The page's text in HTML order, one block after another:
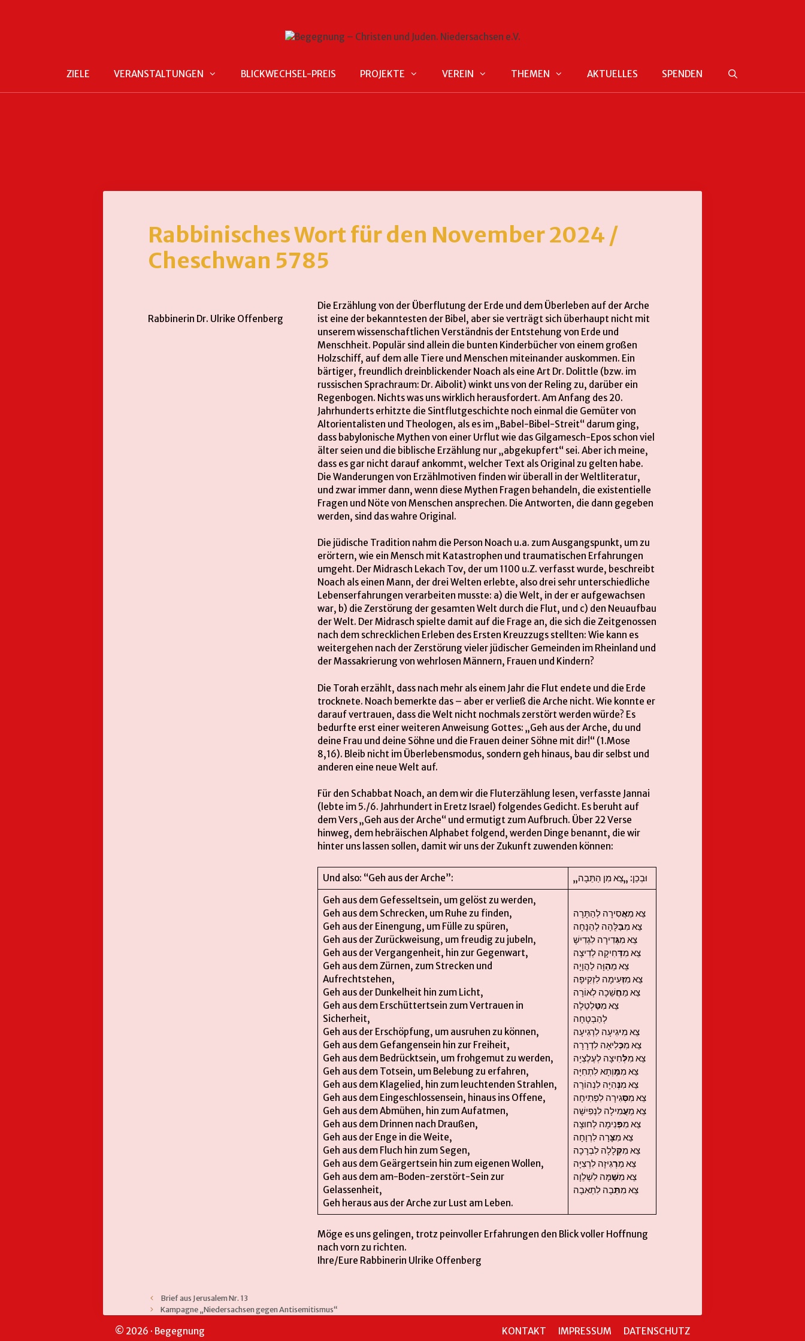
ZIELE VERANSTALTUNGEN BLICKWECHSEL-PREIS PROJEKTE VEREIN THEMEN AKTUELLES SPENDEN
Rabbinisches Wort für den November 2024 /
Cheschwan 5785
Rabbinerin Dr. Ulrike Offenberg
Die Erzählung von der Überflutung der Erde und dem Überleben auf der Arche
ist eine der bekanntesten der Bibel, aber sie verträgt sich überhaupt nicht mit
unserem wissenschaftlichen Verständnis der Entstehung von Erde und
Menschheit. Populär sind allein die bunten Kinderbücher von einem großen
Holzschiff, auf dem alle Tiere und Menschen miteinander auskommen. Ein
bärtiger, freundlich dreinblickender Noach als eine Art Dr. Dolittle (bzw. im
russischen Sprachraum: Dr. Aibolit) winkt uns von der Reling zu, darüber ein
Regenbogen. Nichts was uns wirklich herausfordert. Am Anfang des 20.
Jahrhunderts erhitzte die Sintflutgeschichte noch einmal die Gemüter von
Altorientalisten und Theologen, als es im „Babel-Bibel-Streit“ darum ging,
dass babylonische Mythen von einer Urflut wie das Gilgamesch-Epos schon viel
älter seien und die biblische Erzählung nur „abgekupfert“ sei. Aber ich meine,
dass es gar nicht darauf ankommt, welcher Text als Original zu gelten habe.
Die Wanderungen von Erzählmotiven finden wir überall in der Weltliteratur,
und zwar immer dann, wenn diese Mythen Fragen behandeln, die existentielle
Fragen und Nöte von Menschen ansprechen. Die Antworten, die dann gegeben
werden, sind das wahre Original.
Die jüdische Tradition nahm die Person Noach u.a. zum Ausgangspunkt, um zu
erörtern, wie ein Mensch mit Katastrophen und traumatischen Erfahrungen
umgeht. Der Midrasch Lekach Tov, der um 1100 u.Z. verfasst wurde, beschreibt
Noach als einen Mann, der drei Welten erlebte, also drei sehr unterschiedliche
Lebenserfahrungen verarbeiten musste: a) die Welt, in der er aufgewachsen
war, b) die Zerstörung der gesamten Welt durch die Flut, und c) den Neuaufbau
der Welt. Der Midrasch spielte damit auf die Frage an, die sich die Zeitgenossen
nach dem schrecklichen Erleben des Ersten Kreuzzugs stellten: Wie kann es
weitergehen nach der Zerstörung vieler jüdischer Gemeinden im Rheinland und
der Massakrierung von wehrlosen Männern, Frauen und Kindern?
Die Torah erzählt, dass nach mehr als einem Jahr die Flut endete und die Erde
trocknete. Noach bemerkte das – aber er verließ die Arche nicht. Wie konnte er
darauf vertrauen, dass die Welt nicht nochmals zerstört werden würde? Es
bedurfte erst einer weiteren Anweisung Gottes: „Geh aus der Arche, du und
deine Frau und deine Söhne und die Frauen deiner Söhne mit dir!“ (1.Mose
8,16). Bleib nicht im Überlebensmodus, sondern geh hinaus, bau dir selbst und
anderen eine neue Welt auf.
Für den Schabbat Noach, an dem wir die Fluterzählung lesen, verfasste Jannai
(lebte im 5./6. Jahrhundert in Eretz Israel) folgendes Gedicht. Es beruht auf
dem Vers „Geh aus der Arche“ und ermutigt zum Aufbruch. Über 22 Verse
hinweg, dem hebräischen Alphabet folgend, werden Dinge benannt, die wir
hinter uns lassen sollen, damit wir uns der Zukunft zuwenden können:
Und also: “Geh aus der Arche”:
„וּבְכֵן: „צֵא מִן הַתֵּבָה
Geh aus dem Gefesseltsein, um gelöst zu werden,
Geh aus dem Schrecken, um Ruhe zu finden,
Geh aus der Einengung, um Fülle zu spüren,
Geh aus der Zurückweisung, um freudig zu jubeln,
Geh aus der Vergangenheit, hin zur Gegenwart,
Geh aus dem Zürnen, zum Strecken und
Aufrechtstehen,
Geh aus der Dunkelheit hin zum Licht,
Geh aus dem Erschüttertsein zum Vertrauen in
Sicherheit,
Geh aus der Erschöpfung, um ausruhen zu können,
Geh aus dem Gefangensein hin zur Freiheit,
Geh aus dem Bedrücktsein, um frohgemut zu werden,
Geh aus dem Totsein, um Belebung zu erfahren,
Geh aus dem Klagelied, hin zum leuchtenden Strahlen,
Geh aus dem Eingeschlossensein, hinaus ins Offene,
Geh aus dem Abmühen, hin zum Aufatmen,
Geh aus dem Drinnen nach Draußen,
Geh aus der Enge in die Weite,
Geh aus dem Fluch hin zum Segen,
Geh aus dem Geärgertsein hin zum eigenen Wollen,
Geh aus dem am-Boden-zerstört-Sein zur
Gelassenheit,
Geh heraus aus der Arche zur Lust am Leben.
צֵא מֵאֲסִירָה לְהַתָּרָה
צֵא מִבַּלָּהָה לְהַנָּחָה
צֵא מִגְּדִירָה לִגְדִישָׁ
צֵא מִדְּחִיקָה לְדִיצָה
צֵא מֵהַוָּה לַהֲוָיָה
צֵא מִזְּעִימָה לִזְקִיפָה
צֵא מֵחֲשֵׁכָה לְאוֹרָה
צֵא מִטַּלְטֵלָה
לְהַבְטָחָה
צֵא מִיגִיעָה לִרְגִיעָה
צֵא מִכְּלִיאָה לִדְרָרָה
צֵא מִלְּחִיצָה לְעֶלֶצְיָה
צֵא מִמָּוְתָא לִתְחִיָּה
צֵא מִנְּהִיָּה לִנְהוֹרָה
צֵא מִסְּגִירָה לִפְתִיחָה
צֵא מֵעֲמִילָה לִנְפִישָׁה
צֵא מִפְּנִימָה לְחוּצָה
צֵא מִצָּרָה לִרְוָחָה
צֵא מִקְּלָלָה לִבְרָכָה
צֵא מֵרְגִיזָה לִרְצִיָּה
צֵא מִשַּׁמָּה לִשְׁלֵוָה
צֵא מִתֵּבָה לִתְאִבָה
Möge es uns gelingen, trotz peinvoller Erfahrungen den Blick voller Hoffnung
nach vorn zu richten.
Ihre/Eure Rabbinerin Ulrike Offenberg
Brief aus Jerusalem Nr. 13
Kampagne „Niedersachsen gegen Antisemitismus“
KONTAKT IMPRESSUM DATENSCHUTZ
© 2026 · Begegnung